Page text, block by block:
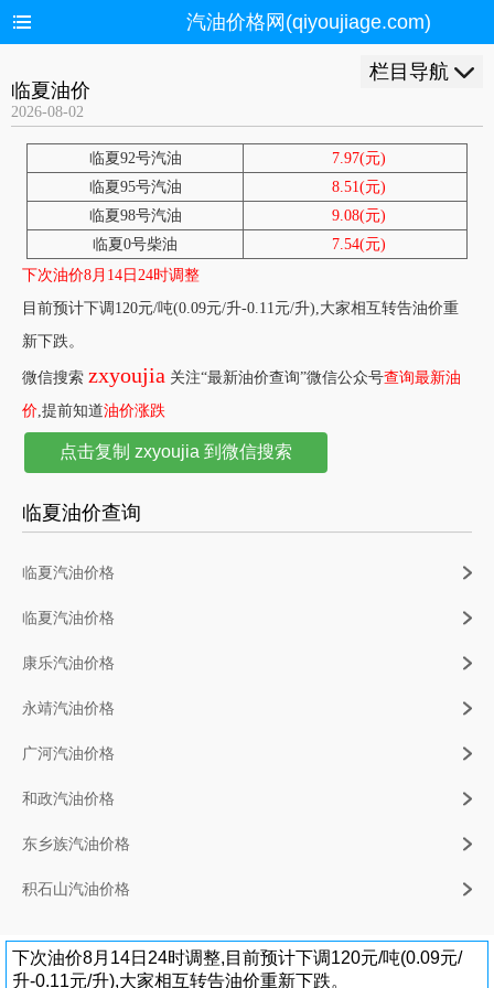
汽油价格网(qiyoujiage.com)
栏目导航
临夏油价
2026-08-02
临夏92号汽油
7.97(元)
临夏95号汽油
8.51(元)
临夏98号汽油
9.08(元)
临夏0号柴油
7.54(元)
下次油价8月14日24时调整
目前预计下调120元/吨(0.09元/升-0.11元/升),大家相互转告油价重
新下跌。
微信搜索 zxyoujia 关注“最新油价查询”微信公众号查询最新油
价,提前知道油价涨跌
点击复制 zxyoujia 到微信搜索
临夏油价查询
临夏汽油价格
临夏汽油价格
康乐汽油价格
永靖汽油价格
广河汽油价格
和政汽油价格
东乡族汽油价格
积石山汽油价格
下次油价8月14日24时调整,目前预计下调120元/吨(0.09元/
升-0.11元/升),大家相互转告油价重新下跌。